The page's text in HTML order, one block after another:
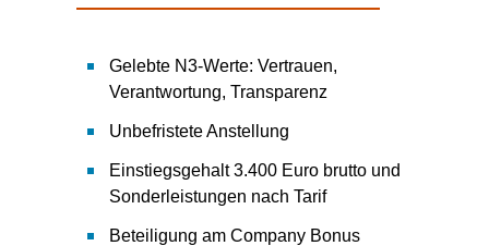
Gelebte N3-Werte: Vertrauen,
Verantwortung, Transparenz
Unbefristete Anstellung
Einstiegsgehalt 3.400 Euro brutto und
Sonderleistungen nach Tarif
Beteiligung am Company Bonus